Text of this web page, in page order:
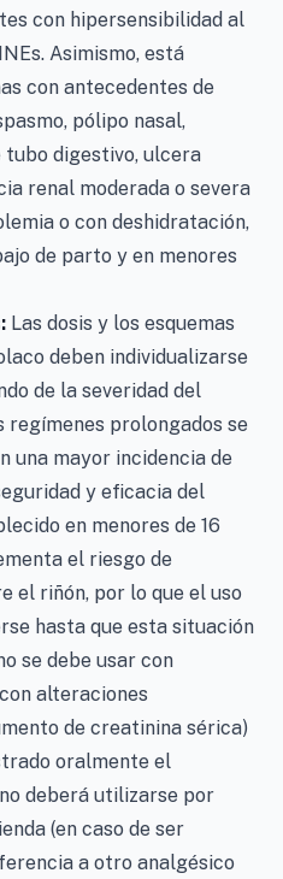
con hipersensibilidad al
Asimismo, está
con antecedentes de
pólipo nasal,
tubo digestivo, ulcera
renal moderada o severa
o con deshidratación,
de parto y en menores
Las dosis y los esquemas
deben individualizarse
de la severidad del
regímenes prolongados se
una mayor incidencia de
y eficacia del
en menores de 16
el riesgo de
el riñón, por lo que el uso
hasta que esta situación
se debe usar con
alteraciones
de creatinina sérica)
oralmente el
deberá utilizarse por
(en caso de ser
a otro analgésico